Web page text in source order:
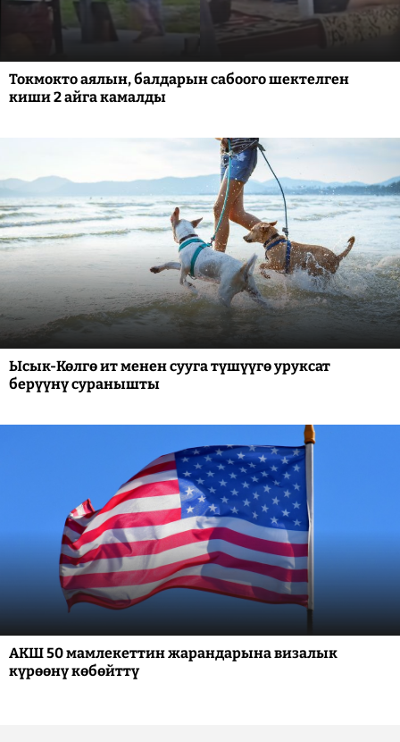
Токмокто аялын, балдарын сабоого шектелген
киши 2 айга камалды
Ысык-Көлгө ит менен сууга түшүүгө уруксат
берүүнү суранышты
АКШ 50 мамлекеттин жарандарына визалык
күрөөнү көбөйттү